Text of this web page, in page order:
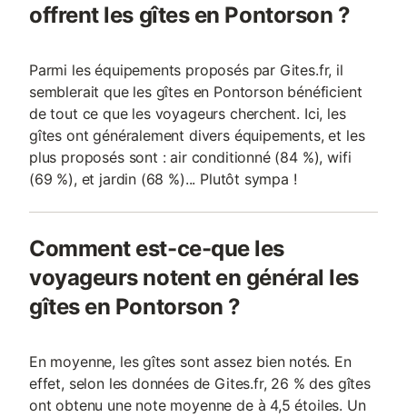
offrent les gîtes en Pontorson ?
Parmi les équipements proposés par Gites.fr, il
semblerait que les gîtes en Pontorson bénéficient
de tout ce que les voyageurs cherchent. Ici, les
gîtes ont généralement divers équipements, et les
plus proposés sont : air conditionné (84 %), wifi
(69 %), et jardin (68 %)... Plutôt sympa !
Comment est-ce-que les
voyageurs notent en général les
gîtes en Pontorson ?
En moyenne, les gîtes sont assez bien notés. En
effet, selon les données de Gites.fr, 26 % des gîtes
ont obtenu une note moyenne de à 4,5 étoiles. Un